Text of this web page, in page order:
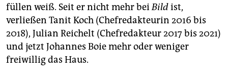
füllen weiß. Seit er nicht mehr beiBildist,
verließen Tanit Koch (Chefredakteurin 2016 bis
2018), Julian Reichelt (Chefredakteur 2017 bis 2021)
und jetzt Johannes Boie mehr oder weniger
freiwillig das Haus.